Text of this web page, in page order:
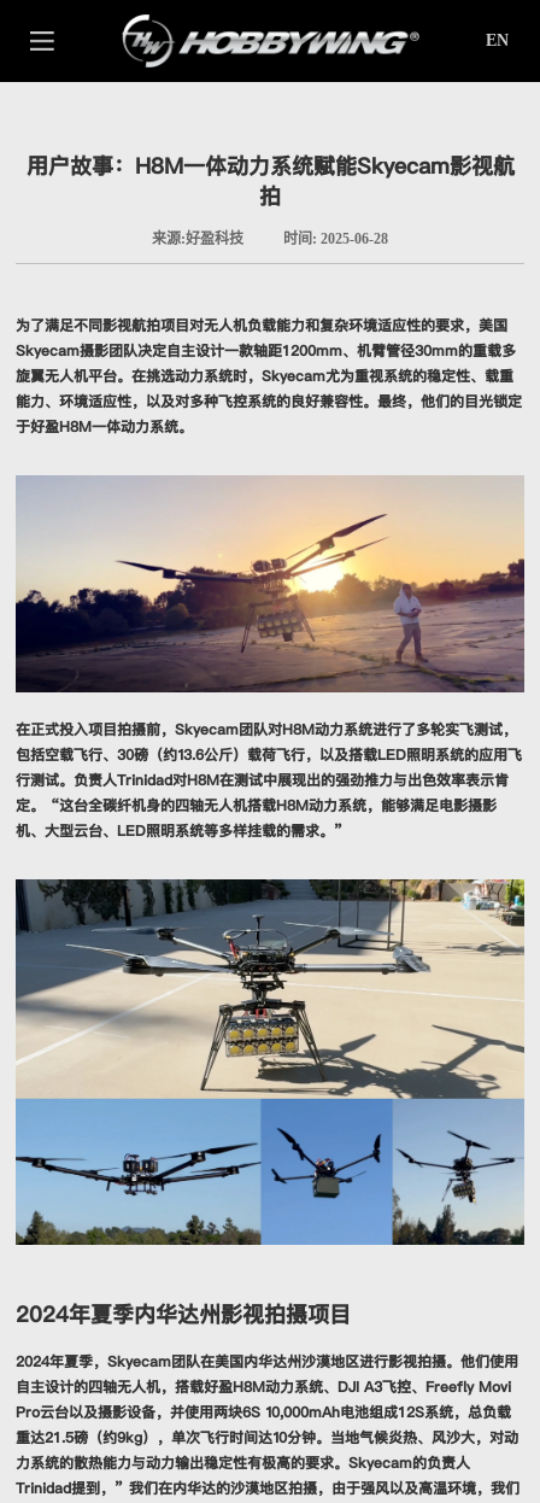
EN
用户故事：H8M一体动力系统赋能Skyecam影视航
拍
来源:好盈科技 时间: 2025-06-28
为了满足不同影视航拍项目对无人机负载能力和复杂环境适应性的要求，美国
Skyecam摄影团队决定自主设计一款轴距1200mm、机臂管径30mm的重载多
旋翼无人机平台。在挑选动力系统时，Skyecam尤为重视系统的稳定性、载重
能力、环境适应性，以及对多种飞控系统的良好兼容性。最终，他们的目光锁定
于好盈H8M一体动力系统。
在正式投入项目拍摄前，Skyecam团队对H8M动力系统进行了多轮实飞测试，
包括空载飞行、30磅（约13.6公斤）载荷飞行，以及搭载LED照明系统的应用飞
行测试。负责人Trinidad对H8M在测试中展现出的强劲推力与出色效率表示肯
定。“这台全碳纤机身的四轴无人机搭载H8M动力系统，能够满足电影摄影
机、大型云台、LED照明系统等多样挂载的需求。”
2024年夏季内华达州影视拍摄项目
2024年夏季，Skyecam团队在美国内华达州沙漠地区进行影视拍摄。他们使用
自主设计的四轴无人机，搭载好盈H8M动力系统、DJI A3飞控、Freefly Movi
Pro云台以及摄影设备，并使用两块6S 10,000mAh电池组成12S系统，总负载
重达21.5磅（约9kg），单次飞行时间达10分钟。当地气候炎热、风沙大，对动
力系统的散热能力与动力输出稳定性有极高的要求。Skyecam的负责人
Trinidad提到，”我们在内华达的沙漠地区拍摄，由于强风以及高温环境，我们